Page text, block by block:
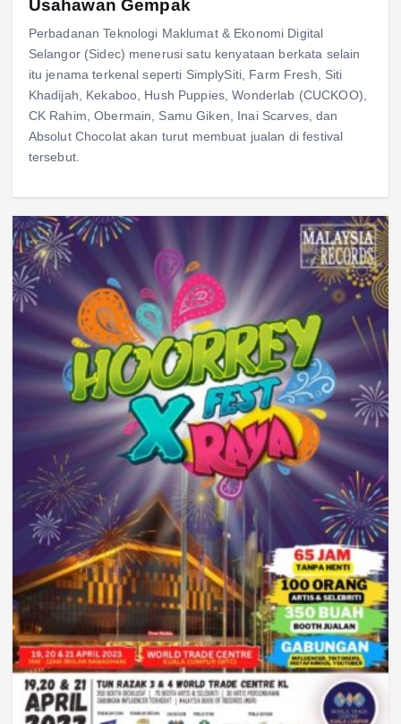
Usahawan Gempak
Perbadanan Teknologi Maklumat & Ekonomi Digital
Selangor (Sidec) menerusi satu kenyataan berkata selain
itu jenama terkenal seperti SimplySiti, Farm Fresh, Siti
Khadijah, Kekaboo, Hush Puppies, Wonderlab (CUCKOO),
CK Rahim, Obermain, Samu Giken, Inai Scarves, dan
Absolut Chocolat akan turut membuat jualan di festival
tersebut.